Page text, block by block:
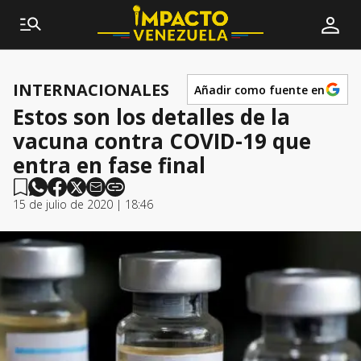
INTERNACIONALES Añadir como fuente en
Estos son los detalles de la
vacuna contra COVID-19 que
entra en fase final
15 de julio de 2020 | 18:46